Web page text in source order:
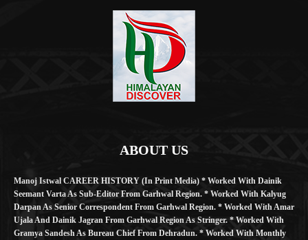
ABOUT US
Manoj Istwal CAREER HISTORY (in Print Media) * Worked With Dainik
Seemant Varta As Sub-Editor From Garhwal Region. * Worked With Kalyug
Darpan As Senior Correspondent From Garhwal Region. * Worked With Amar
Ujala And Dainik Jagran From Garhwal Region As Stringer. * Worked With
Gramya Sandesh As Bureau Chief From Dehradun. * Worked With Monthly